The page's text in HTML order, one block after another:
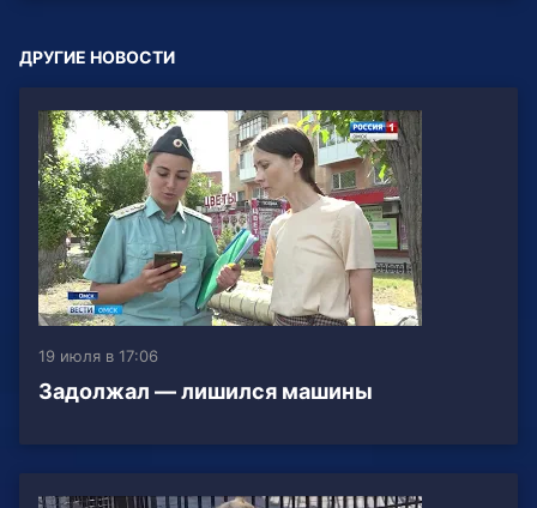
ДРУГИЕ НОВОСТИ
19 июля в 17:06
Задолжал — лишился машины